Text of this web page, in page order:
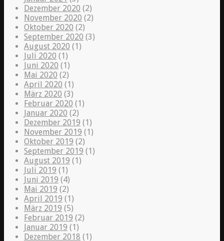
Dezember 2020 (2)
November 2020 (2)
Oktober 2020 (2)
September 2020 (3)
August 2020 (1)
Juli 2020 (1)
Juni 2020 (1)
Mai 2020 (2)
April 2020 (1)
März 2020 (3)
Februar 2020 (1)
Januar 2020 (2)
Dezember 2019 (1)
November 2019 (1)
Oktober 2019 (2)
September 2019 (1)
August 2019 (1)
Juli 2019 (1)
Juni 2019 (4)
Mai 2019 (2)
April 2019 (1)
März 2019 (5)
Februar 2019 (2)
Januar 2019 (1)
Dezember 2018 (1)